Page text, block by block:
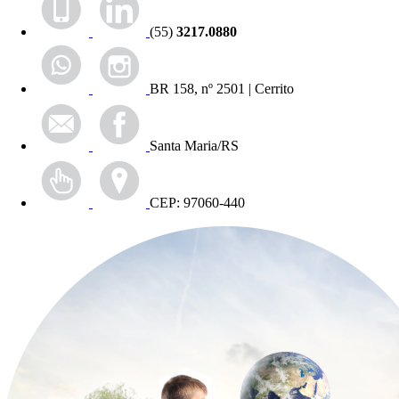
(55) 3217.0880
BR 158, nº 2501 | Cerrito
Santa Maria/RS
CEP: 97060-440